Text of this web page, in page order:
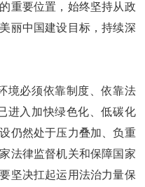
重要位置，始终坚持从政
丽中国建设目标，持续深
境必须依靠制度、依靠法
进入加快绿色化、低碳化
仍然处于压力叠加、负重
法律监督机关和保障国家
坚决扛起运用法治力量保